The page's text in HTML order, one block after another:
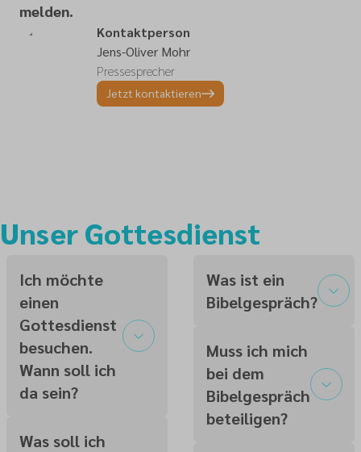
melden.
Kontaktperson
Jens-Oliver Mohr
Pressesprecher
Jetzt kontaktieren
Unser Gottesdienst
Ich möchte
einen
Gottesdienst
besuchen.
Wann soll ich
da sein?
Was soll ich
Was ist ein
Bibelgespräch?
Muss ich mich
bei dem
Bibelgespräch
beteiligen?